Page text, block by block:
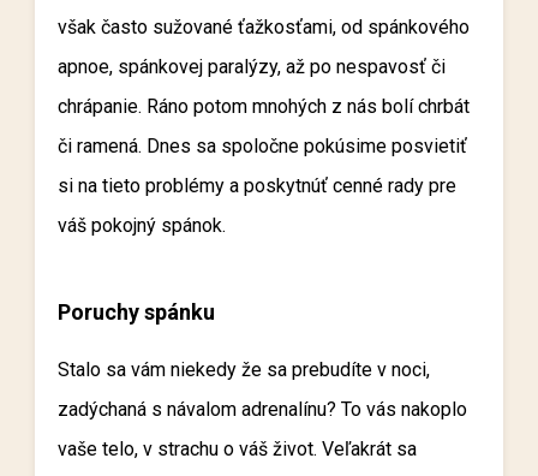
však často sužované ťažkosťami, od spánkového
apnoe, spánkovej paralýzy, až po nespavosť či
chrápanie. Ráno potom mnohých z nás bolí chrbát
či ramená. Dnes sa spoločne pokúsime posvietiť
si na tieto problémy a poskytnúť cenné rady pre
váš pokojný spánok.
Poruchy spánku
Stalo sa vám niekedy že sa prebudíte v noci,
zadýchaná s návalom adrenalínu? To vás nakoplo
vaše telo, v strachu o váš život. Veľakrát sa